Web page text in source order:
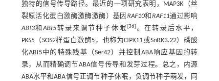
独特的信号传导路径。最近的一项研究表明，MAP3K（丝
裂原活化蛋白激酶激酶激酶）基因 RAF10和 RAF11通过影响
ABI3和ABI5转录来调节种子休眠 [36]。在转录后水平，
PKS5（SOS2样蛋白激酶5，也称为CIPK11或SnRK3.22）磷酸
化ABI5中的特殊残基（Ser42）并控制ABA响应基因的转
录，从而精确调节ABA信号传导和发芽过程。总之，内源
ABA水平和ABA信号正调节种子休眠，负调节种子萌发，同